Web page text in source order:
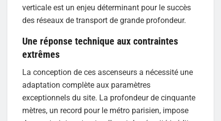
verticale est un enjeu déterminant pour le succès
des réseaux de transport de grande profondeur.
Une réponse technique aux contraintes
extrêmes
La conception de ces ascenseurs a nécessité une
adaptation complète aux paramètres
exceptionnels du site. La profondeur de cinquante
mètres, un record pour le métro parisien, impose